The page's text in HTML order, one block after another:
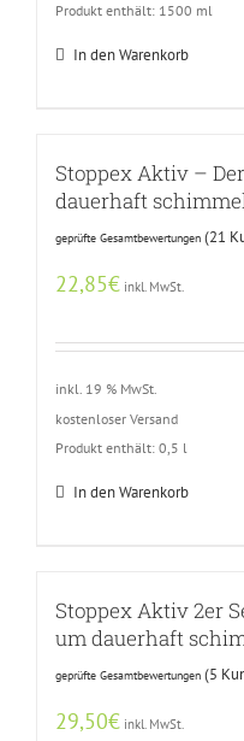
Produkt enthält: 1500 ml
In den Warenkorb
Stoppex Aktiv –
dauerhaft
geprüfte Gesamtbewertungen (21
22,85€ inkl. MwSt.
inkl. 19 % MwSt.
kostenloser Versand
Produkt enthält: 0,5 l
In den Warenkorb
Stoppex Aktiv 2er
um dauerhaft
geprüfte Gesamtbewertungen (5
29,50€ inkl. MwSt.